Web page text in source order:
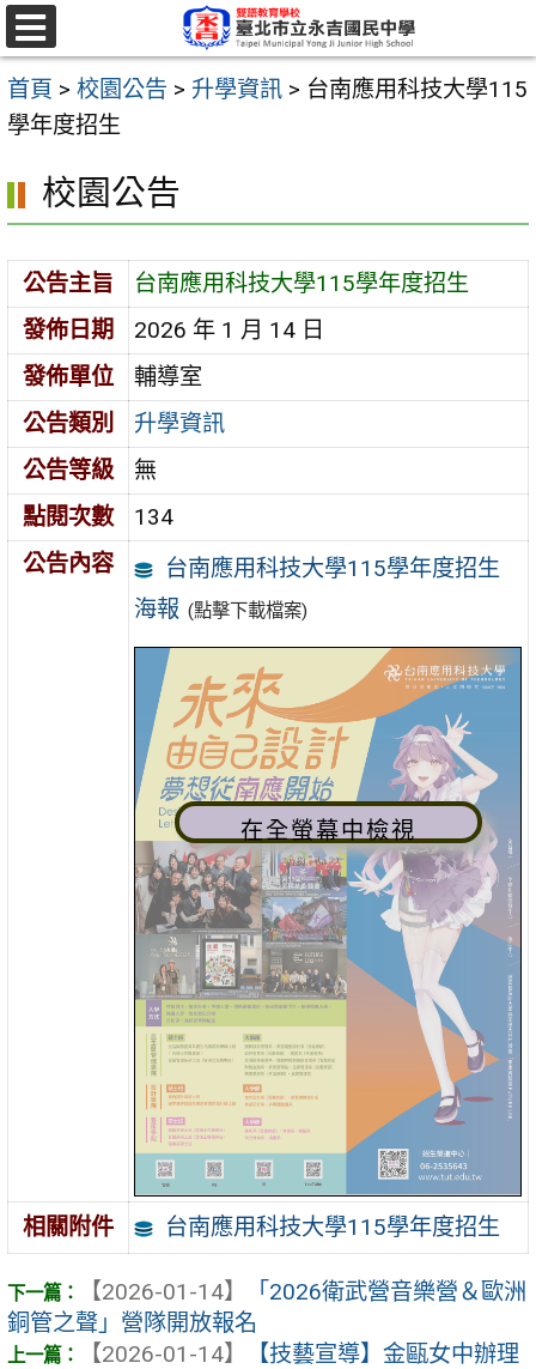
跳
至
主
要
區
選
單
首頁 > 校園公告 > 升學資訊 > 台南應用科技大學115
學年度招生
校園公告
公告主旨
台南應用科技大學115學年度招生
發佈日期
2026 年 1 月 14 日
發佈單位
輔導室
公告類別
升學資訊
公告等級
無
點閱次數
134
公告內容
台南應用科技大學115學年度招生
海報 (點擊下載檔案)
在全螢幕中檢視
相關附件 台南應用科技大學115學年度招生
【2026-01-14】
「2026衛武營音樂營＆歐洲
銅管之聲」營隊開放報名
【2026-01-14】
【技藝宣導】金甌女中辦理